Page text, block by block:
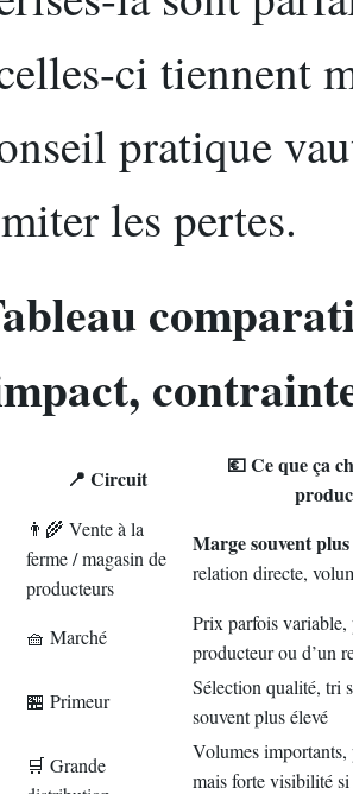
ci tiennent
pratique
les pertes.
📍 Circuit
💶 Ce que ça
👨‍🌾 Vente à la
ferme / magasin de
producteurs
Marge souvent
relation directe,
🧺 Marché
Prix parfois variable,
producteur ou d’un
🏪 Primeur
Sélection qualité, tri
souvent plus élevé
🛒 Grande
Volumes
mais forte visibilité si